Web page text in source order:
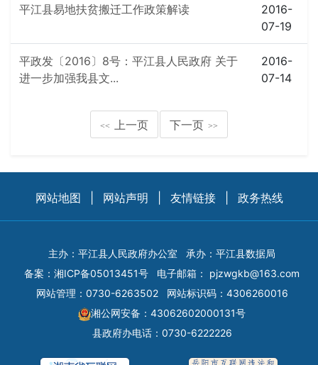
平江县易地扶贫搬迁工作政策解读
2016-
07-19
平政发〔2016〕8号：平江县人民政府 关于
进一步加强我县文...
2016-
07-14
<< 上一页 下一页 >>
网站地图 网站声明 友情链接 政务热线
主办：平江县人民政府办公室
承办：平江县数据局
备案： 湘ICP备05013451号 电子邮箱： pjzwgkb@163.com
网站管理：0730-6263502
网站标识码：4306260016
湘公网安备：43062602000131号
县政府办电话：0730-6222226